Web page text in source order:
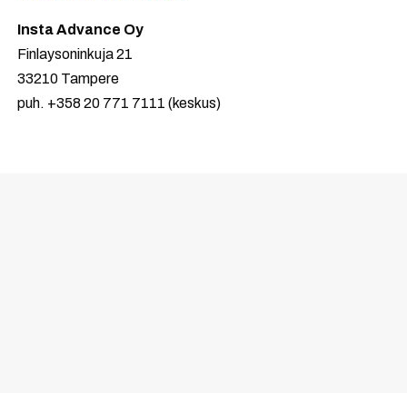
Insta Advance Oy
Finlaysoninkuja 21
33210 Tampere
puh. +358 20 771 7111 (keskus)